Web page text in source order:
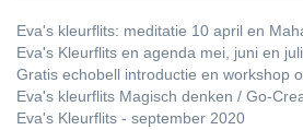
Eva's kleurflits: meditatie 10 april en
Eva's Kleurflits en agenda mei, juni en juli
Gratis echobell introductie en workshop
Eva's kleurflits Magisch denken / Go-
Eva's Kleurflits - september 2020